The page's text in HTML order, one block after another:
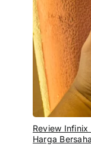
Review Infinix
Harga